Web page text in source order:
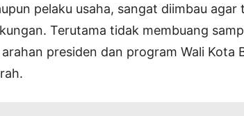
pelaku usaha, sangat diimbau agar
Terutama tidak membuang
presiden dan program Wali Kota